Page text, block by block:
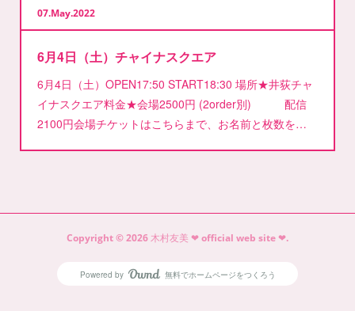
07 May2022
6月4日（土）チャイナスクエア
6月4日（土）OPEN17:50 START18:30 場所★井荻チャ
イナスクエア料金★会場2500円 (2order別) 配信
2100円会場チケットはこちらまで、お名前と枚数を…
Copyright ©2026木村友美 ❤︎ official web site ❤︎.
Powered by AmebaOwnd
無料でホームページをつくろう